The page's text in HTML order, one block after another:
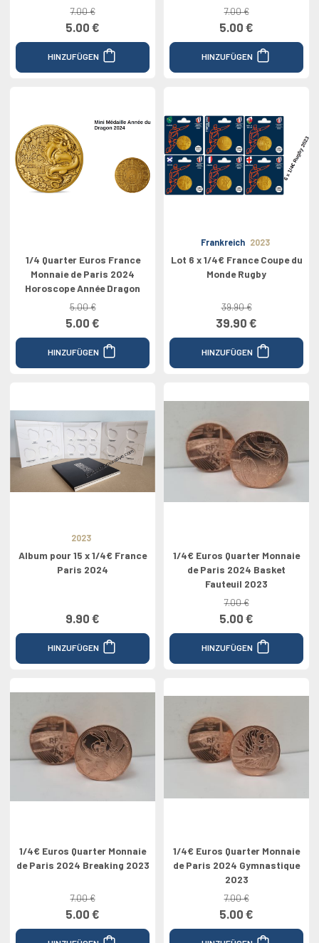
7.00 €
5.00 €
HINZUFÜGEN
7.00 €
5.00 €
HINZUFÜGEN
1/4 Quarter Euros France
Monnaie de Paris 2024
Horoscope Année Dragon
5.00 €
5.00 €
HINZUFÜGEN
Frankreich 2023
Lot 6 x 1/4€ France Coupe du
Monde Rugby
39.90 €
39.90 €
HINZUFÜGEN
2023
Album pour 15 x 1/4€ France
Paris 2024
9.90 €
HINZUFÜGEN
1/4€ Euros Quarter Monnaie
de Paris 2024 Basket
Fauteuil 2023
7.00 €
5.00 €
HINZUFÜGEN
1/4€ Euros Quarter Monnaie
de Paris 2024 Breaking 2023
7.00 €
5.00 €
1/4€ Euros Quarter Monnaie
de Paris 2024 Gymnastique
2023
7.00 €
5.00 €